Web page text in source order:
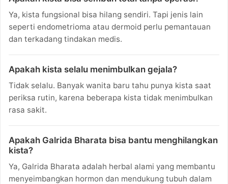
Ya, kista fungsional bisa hilang sendiri. Tapi jenis lain
seperti endometrioma atau dermoid perlu pemantauan
dan terkadang tindakan medis.
Apakah kista selalu menimbulkan gejala?
Tidak selalu. Banyak wanita baru tahu punya kista saat
periksa rutin, karena beberapa kista tidak menimbulkan
rasa sakit.
Apakah Galrida Bharata bisa bantu menghilangkan
kista?
Ya, Galrida Bharata adalah herbal alami yang membantu
menyeimbangkan hormon dan mendukung tubuh dalam